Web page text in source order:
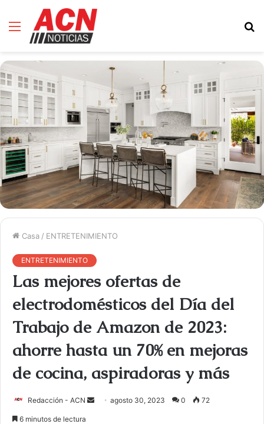
Menú
Casa / ENTRETENIMIENTO
ENTRETENIMIENTO
Las mejores ofertas de
electrodomésticos del Día del
Trabajo de Amazon de 2023:
ahorre hasta un 70% en mejoras
de cocina, aspiradoras y más
Redacción - ACN agosto 30, 2023 0 72
6 minutos de lectura